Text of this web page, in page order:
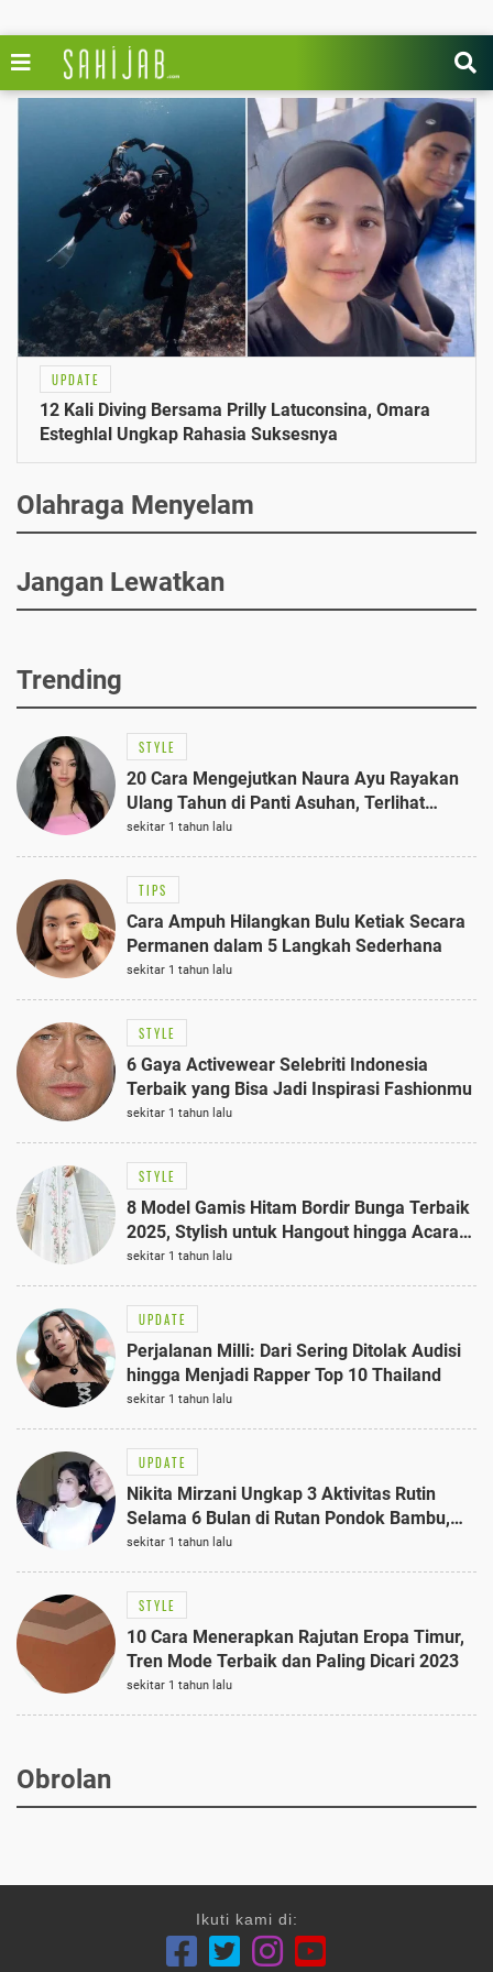
UPDATE
12 Kali Diving Bersama Prilly Latuconsina, Omara
Esteghlal Ungkap Rahasia Suksesnya
Olahraga Menyelam
Jangan Lewatkan
Trending
STYLE
20 Cara Mengejutkan Naura Ayu Rayakan
Ulang Tahun di Panti Asuhan, Terlihat
Anggun dengan Kaftan Cokelat
sekitar 1 tahun lalu
TIPS
Cara Ampuh Hilangkan Bulu Ketiak Secara
Permanen dalam 5 Langkah Sederhana
sekitar 1 tahun lalu
STYLE
6 Gaya Activewear Selebriti Indonesia
Terbaik yang Bisa Jadi Inspirasi Fashionmu
sekitar 1 tahun lalu
STYLE
8 Model Gamis Hitam Bordir Bunga Terbaik
2025, Stylish untuk Hangout hingga Acara
Semi-Formal
sekitar 1 tahun lalu
UPDATE
Perjalanan Milli: Dari Sering Ditolak Audisi
hingga Menjadi Rapper Top 10 Thailand
sekitar 1 tahun lalu
UPDATE
Nikita Mirzani Ungkap 3 Aktivitas Rutin
Selama 6 Bulan di Rutan Pondok Bambu,
Terungkap!
sekitar 1 tahun lalu
STYLE
10 Cara Menerapkan Rajutan Eropa Timur,
Tren Mode Terbaik dan Paling Dicari 2023
sekitar 1 tahun lalu
Obrolan
Ikuti kami di: